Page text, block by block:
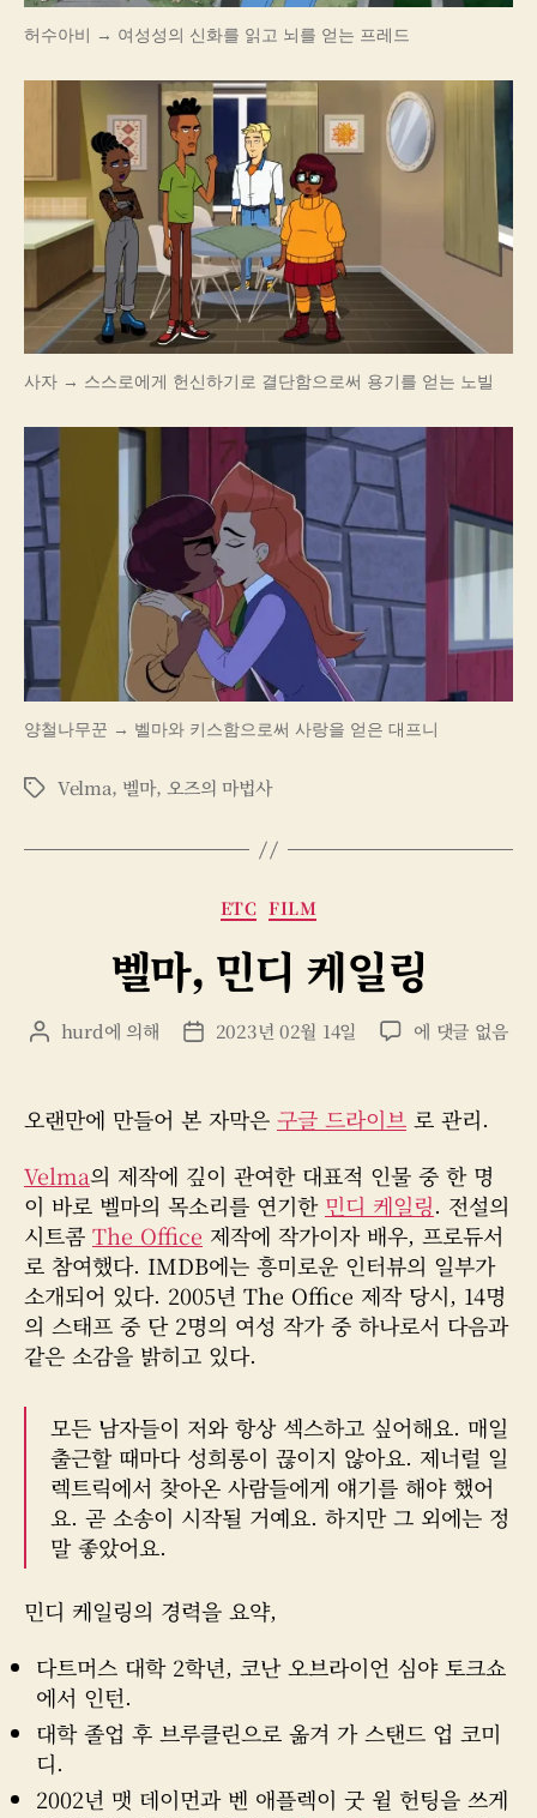
허수아비 → 여성성의 신화를 읽고 뇌를 얻는 프레드
사자 → 스스로에게 헌신하기로 결단함으로써 용기를 얻는 노빌
양철나무꾼 → 벨마와 키스함으로써 사랑을 얻은 대프니
태
Velma, 벨마,오즈의 마법사
카
테
고
리
ETC FILM
벨마, 민디 케일링
게
작
성
자
hurd에 의해
게
날
짜
2023년 02월 14일
벨
디
케
링
에 댓글 없음
오랜만에 만들어 본 자막은 구글 드라이브 로 관리.
Velma의 제작에 깊이 관여한 대표적 인물 중 한 명
이 바로 벨마의 목소리를 연기한 민디 케일링. 전설의
시트콤 The Office 제작에 작가이자 배우, 프로듀서
로 참여했다. IMDB에는 흥미로운 인터뷰의 일부가
소개되어 있다. 2005년 The Office 제작 당시, 14명
의 스태프 중 단 2명의 여성 작가 중 하나로서 다음과
같은 소감을 밝히고 있다.
모든 남자들이 저와 항상 섹스하고 싶어해요. 매일
출근할 때마다 성희롱이 끊이지 않아요. 제너럴 일
렉트릭에서 찾아온 사람들에게 얘기를 해야 했어
요. 곧 소송이 시작될 거예요. 하지만 그 외에는 정
말 좋았어요.
민디 케일링의 경력을 요약,
다트머스 대학 2학년, 코난 오브라이언 심야 토크쇼
에서 인턴.
대학 졸업 후 브루클린으로 옮겨 가 스탠드 업 코미
디.
2002년 맷 데이먼과 벤 애플렉이 굿 윌 헌팅을 쓰게